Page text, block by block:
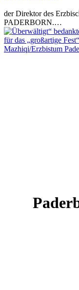
der Direktor des
PADERBORN.…